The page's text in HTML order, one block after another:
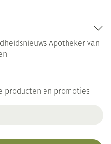
Apotheker van
producten en promoties